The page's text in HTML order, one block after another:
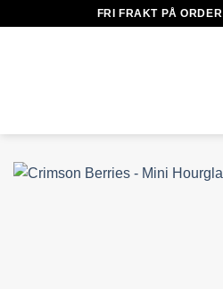
FRI FRAKT PÅ